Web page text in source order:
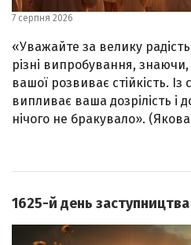
7 серпня 2026
«Уважайте за велику
різні випробування,
вашої розвиває стійкість. Із
випливає ваша дозрілість і
нічого не бракувало».
1625-й день заступництва